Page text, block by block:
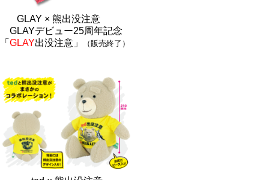
GLAY × 熊出没注意
GLAYデビュー25周年記念
「 GLAY出没注意」 （販売終了）